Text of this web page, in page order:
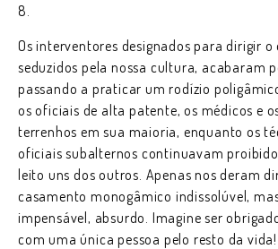
8.
Os interventores designados para dirigir o
seduzidos pela nossa cultura, acabaram
passando a praticar um rodízio
os oficiais de alta patente, os médicos e
terrenhos em sua maioria, enquanto os
oficiais subalternos continuavam
leito uns dos outros. Apenas nos deram
casamento monogâmico indissolúvel,
impensável, absurdo. Imagine ser
com uma única pessoa pelo resto da